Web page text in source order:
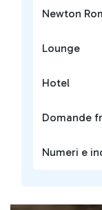
Newton
Lounge
Hotel
Domande
Numeri e